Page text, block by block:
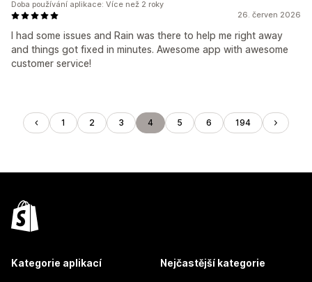
26. červen 2026
I had some issues and Rain was there to help me right away
and things got fixed in minutes. Awesome app with awesome
customer service!
Doba používání aplikace: Více než 2 roky
1 2 3 4 5 6 194
Kategorie aplikací Nejčastější kategorie